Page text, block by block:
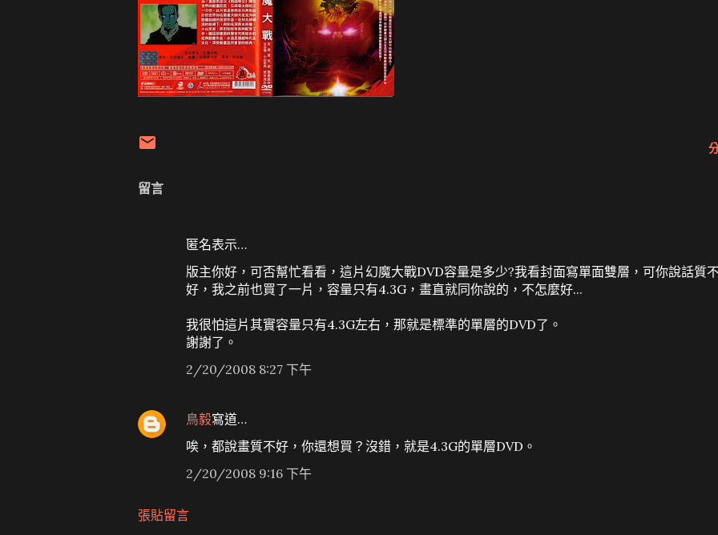
留言
匿名表示…
版主你好，可否幫忙看看，這片幻魔大戰DVD容量是多少?我看封面寫單面雙層，可你說話質
好，我之前也買了一片，容量只有4.3G，畫直就同你說的，不怎麼好...
我很怕這片其實容量只有4.3G左右，那就是標準的單層的DVD了。
謝謝了。
2/20/2008 8:27 下午
鳥毅寫道…
唉，都說畫質不好，你還想買？沒錯，就是4.3G的單層DVD。
2/20/2008 9:16 下午
張貼留言